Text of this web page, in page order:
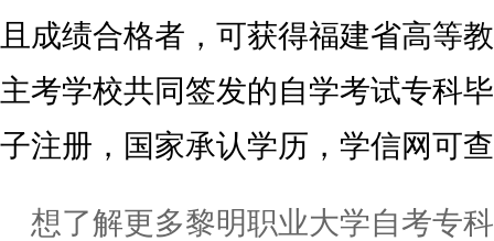
且成绩合格者，可获得福建省高等
主考学校共同签发的自学考试专科
子注册，国家承认学历，学信网可
想了解更多黎明职业大学自考专